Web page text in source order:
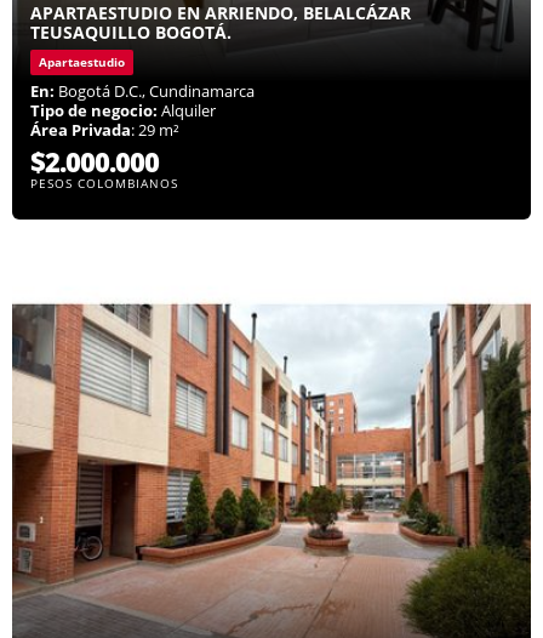
APARTAESTUDIO EN ARRIENDO, BELALCÁZAR
TEUSAQUILLO BOGOTÁ.
Apartaestudio
En: Bogotá D.C., Cundinamarca
Tipo de negocio: Alquiler
Área Privada: 29 m²
$2.000.000
PESOS COLOMBIANOS